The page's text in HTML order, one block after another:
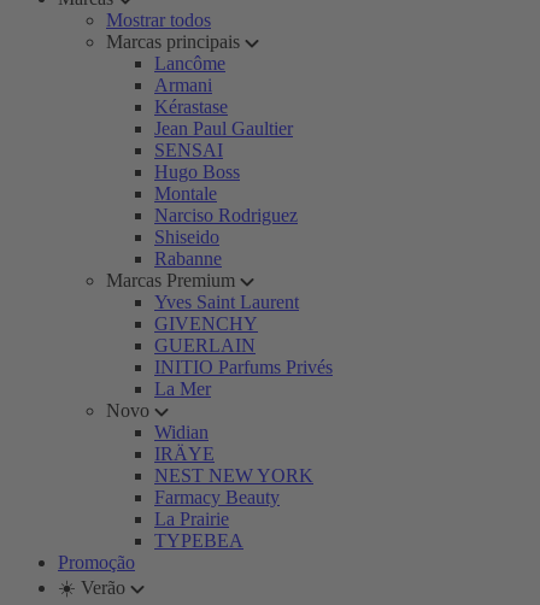
Mostrar todos
Marcas principais
Lancôme
Armani
Kérastase
Jean Paul Gaultier
SENSAI
Hugo Boss
Montale
Narciso Rodriguez
Shiseido
Rabanne
Marcas Premium
Yves Saint Laurent
GIVENCHY
GUERLAIN
INITIO Parfums Privés
La Mer
Novo
Widian
IRÄYE
NEST NEW YORK
Farmacy Beauty
La Prairie
TYPEBEA
Promoção
☀️ Verão